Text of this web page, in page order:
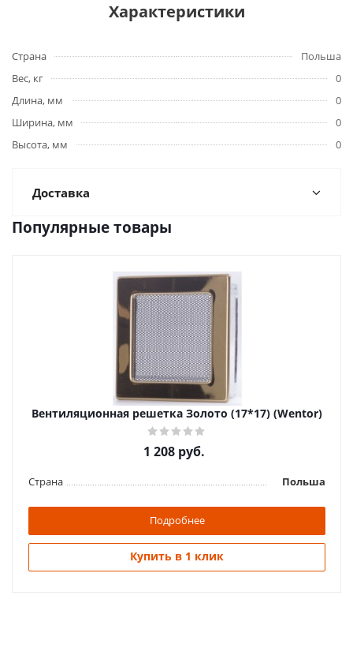
Характеристики
Страна
Польша
Вес, кг
0
Длина, мм
0
Ширина, мм
0
Высота, мм
0
Доставка
Популярные товары
Вентиляционная решетка Золото (17*17) (Wentor)
1 208 руб.
Страна Польша
Подробнее
Купить в 1 клик